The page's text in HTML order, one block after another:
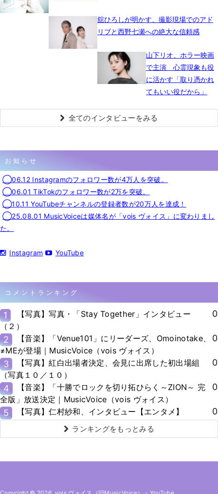
舘ひろしが明かす、撮影現場でのアド
リブと西野七瀬への絶大な信頼感
山下リオ、ホラー映画
で主演 心霊現象も役
に活かす「取り憑かれ
てもいい役だから」
全てのインタビューをみる
お知らせ
◯06.12 Instagramのフォロワー数が4万人を突破。
◯06.01 TikTokのフォロワー数が2万を突破。
◯10.11 YouTubeチャンネルの登録者数が20万人を達成！
◯25.08.01 MusicVoiceは媒体名が「vois ヴォイス」に変わりまし
た。
Instagram YouTube
コメントランキング
1
【写真】写真・「Stay Together」インタビュー
（２）
0
2
【音楽】「Venue101」にリーダーズ、Omoinotake、
≠MEが登場｜MusicVoice（vois ヴォイス）
0
3
【写真】紅白出場者決定、会見に出席した初出場組
（写真１０／１０）
0
4
【音楽】「十勝でロックを切り拓ひらく～ZION～ 完
全版」放送決定｜MusicVoice（vois ヴォイス）
0
5 【写真】仁村紗和、インタビュー【エンタメ】 0
ランキングをもっとみる